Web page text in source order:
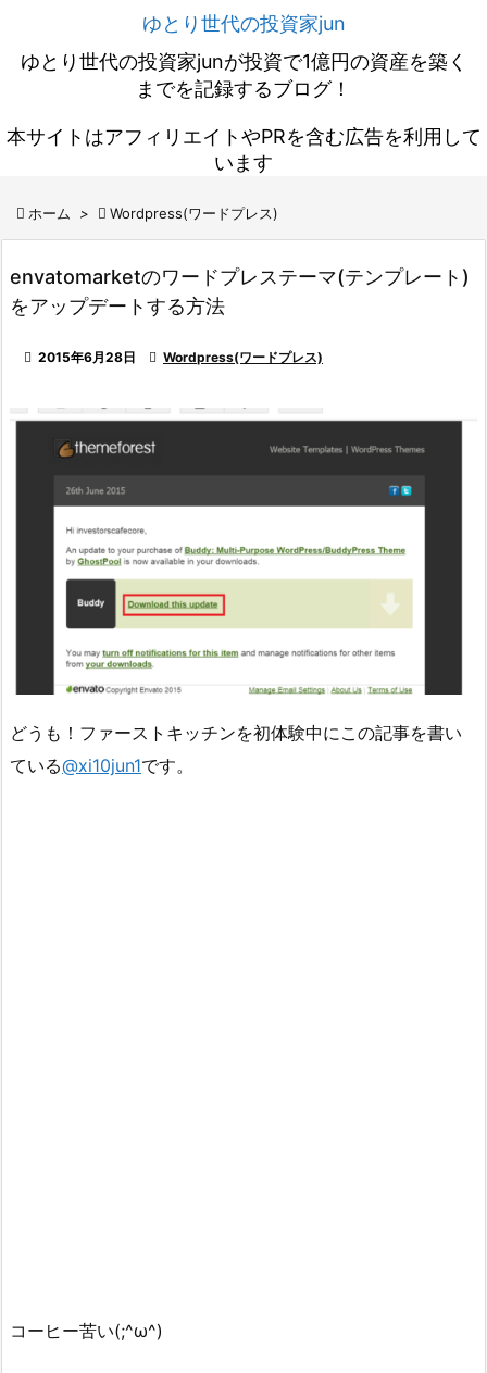
ゆとり世代の投資家jun
ゆとり世代の投資家junが投資で1億円の資産を築く
までを記録するブログ！
本サイトはアフィリエイトやPRを含む広告を利用して
います
 ホーム >  Wordpress(ワードプレス)
envatomarketのワードプレステーマ(テンプレート)
をアップデートする方法
 2015年6月28日  Wordpress(ワードプレス)
どうも！ファーストキッチンを初体験中にこの記事を書い
ている@xi10jun1です。
コーヒー苦い(;^ω^)